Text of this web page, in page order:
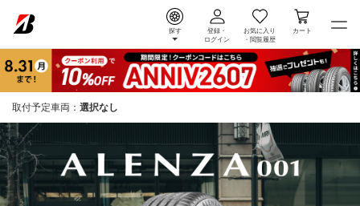
探す
登録・
ログイン
お気に入り
・ 閲覧履歴
カート
取付予定車両： 選択なし